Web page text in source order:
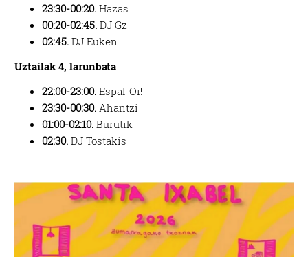
23:30-00:20. Hazas
00:20-02:45. DJ Gz
02:45. DJ Euken
Uztailak 4, larunbata
22:00-23:00. Espal-Oi!
23:30-00:30. Ahantzi
01:00-02:10. Burutik
02:30. DJ Tostakis